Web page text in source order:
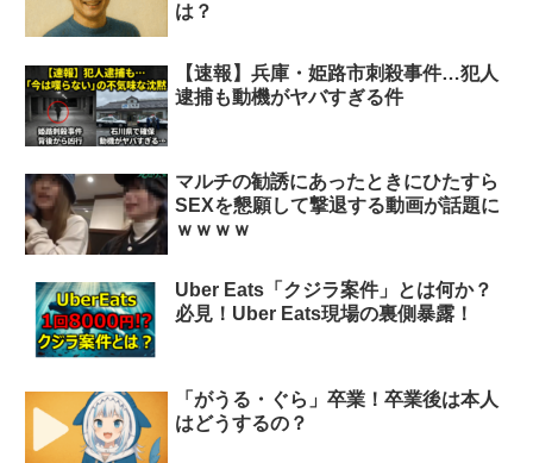
は？
【速報】兵庫・姫路市刺殺事件…犯人
逮捕も動機がヤバすぎる件
マルチの勧誘にあったときにひたすら
SEXを懇願して撃退する動画が話題に
ｗｗｗｗ
Uber Eats「クジラ案件」とは何か？
必見！Uber Eats現場の裏側暴露！
「がうる・ぐら」卒業！卒業後は本人
はどうするの？